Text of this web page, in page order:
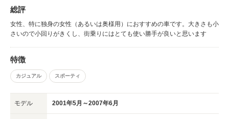
総評
女性、特に独身の女性（あるいは奥様用）におすすめの車です。大きさも小
さいので小回りがきくし、街乗りにはとても使い勝手が良いと思います
特徴
カジュアル スポーティ
モデル 2001年5月～2007年6月